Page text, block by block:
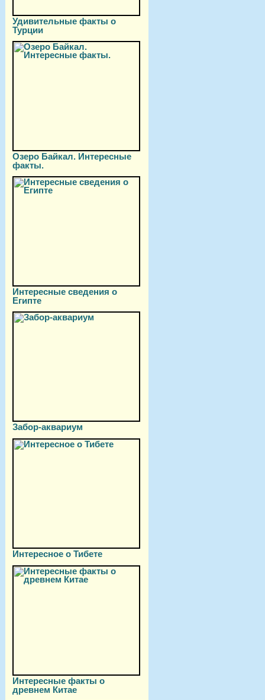
Удивительные факты о
Турции
Озеро Байкал. Интересные
факты.
Интересные сведения о
Египте
Забор-аквариум
Интересное о Тибете
Интересные факты о
древнем Китае